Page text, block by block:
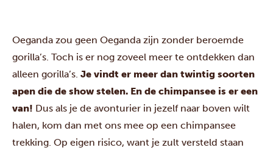
Oeganda zou geen Oeganda zijn zonder beroemde
gorilla’s. Toch is er nog zoveel meer te ontdekken dan
alleen gorilla’s. Je vindt er meer dan twintig soorten
apen die de show stelen. En de chimpansee is er een
van! Dus als je de avonturier in jezelf naar boven wilt
halen, kom dan met ons mee op een chimpansee
trekking. Op eigen risico, want je zult versteld staan